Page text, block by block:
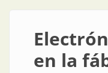
en la